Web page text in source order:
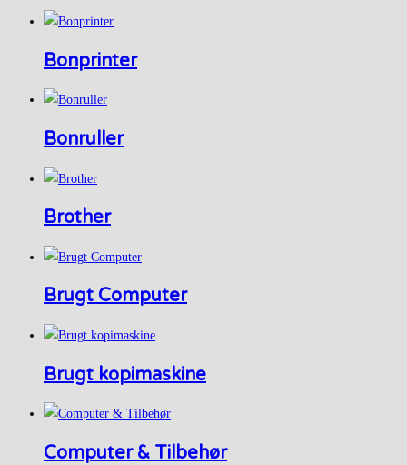
Bonprinter
Bonruller
Brother
Brugt Computer
Brugt kopimaskine
Computer & Tilbehør